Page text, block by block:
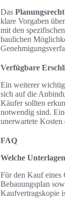
Das Planungsrecht
klare Vorgaben
mit den
baulichen
Verfügbare
Ein weiterer
sich auf die
Käufer sollten
notwendig sind.
unerwartete
FAQ
Welche
Für den Kauf eines
Bebauungsplan
Kaufvertragskopie